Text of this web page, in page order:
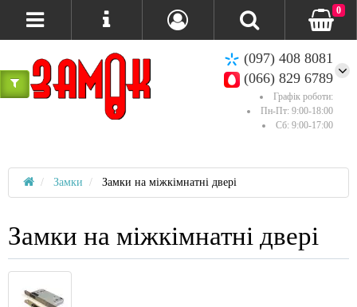
(097) 408 8081
(066) 829 6789
Графік роботи:
Пн-Пт: 9:00-18:00
Сб: 9:00-17:00
0
Замки Замки на міжкімнатні двері
Замки на міжкімнатні двері